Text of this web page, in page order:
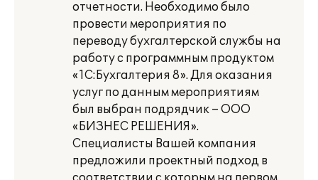
отчетности. Необходимо было
провести мероприятия по
переводу бухгалтерской службы на
работу с программным продуктом
«1С:Бухгалтерия 8». Для оказания
услуг по данным мероприятиям
был выбран подрядчик – ООО
«БИЗНЕС РЕШЕНИЯ».
Специалисты Вашей компания
предложили проектный подход в